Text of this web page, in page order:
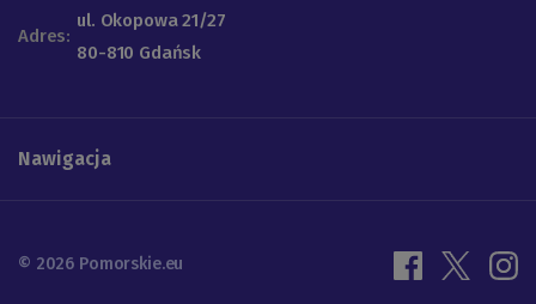
Adres:
ul. Okopowa 21/27
80-810 Gdańsk
Nawigacja
© 2026 Pomorskie.eu